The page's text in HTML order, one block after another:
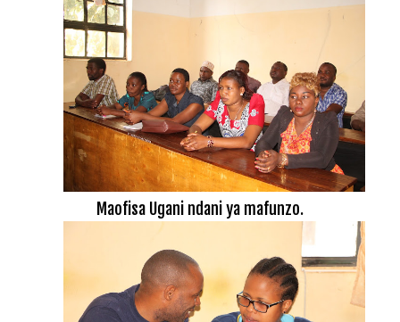
Maofisa Ugani ndani ya mafunzo.